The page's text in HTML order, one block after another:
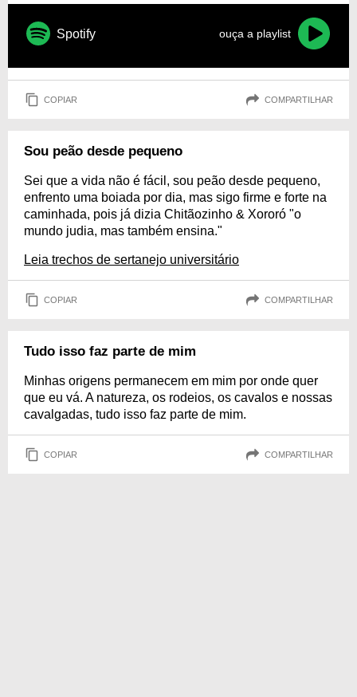
Spotify ouça a playlist
COPIAR COMPARTILHAR
Sou peão desde pequeno
Sei que a vida não é fácil, sou peão desde pequeno,
enfrento uma boiada por dia, mas sigo firme e forte na
caminhada, pois já dizia Chitãozinho & Xororó "o
mundo judia, mas também ensina."
Leia trechos de sertanejo universitário
COPIAR COMPARTILHAR
Tudo isso faz parte de mim
Minhas origens permanecem em mim por onde quer
que eu vá. A natureza, os rodeios, os cavalos e nossas
cavalgadas, tudo isso faz parte de mim.
COPIAR COMPARTILHAR